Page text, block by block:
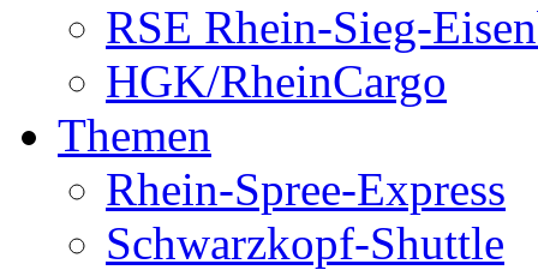
RSE Rhein-Sieg-
HGK/RheinCargo
Themen
Rhein-Spree-Express
Schwarzkopf-Shuttle